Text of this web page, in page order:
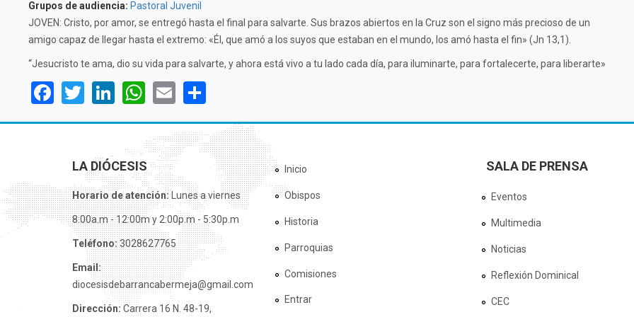
Grupos de audiencia: Pastoral Juvenil
JOVEN: Cristo, por amor, se entregó hasta el final para salvarte. Sus brazos abiertos en la Cruz son el signo más precioso de un
amigo capaz de llegar hasta el extremo: «Él, que amó a los suyos que estaban en el mundo, los amó hasta el fin» (Jn 13,1).
“Jesucristo te ama, dio su vida para salvarte, y ahora está vivo a tu lado cada día, para iluminarte, para fortalecerte, para liberarte»
Facebook
TwitterLinkedIn
WhatsApp
Email
LA DIÓCESIS
Horario de atención:Lunes a viernes
8:00a.m - 12:00m y 2:00p.m - 5:30p.m
Teléfono:3028627765
Email:
diocesisdebarrancabermeja@gmail.com
Dirección:Carrera 16 N. 48-19,
Inicio
Obispos
Historia
Parroquias
Comisiones
Entrar
SALA DE PRENSA
Eventos
Multimedia
Noticias
Reflexión Dominical
CEC